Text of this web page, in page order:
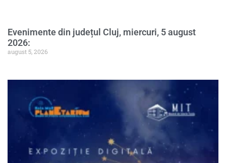
Evenimente din județul Cluj, miercuri, 5 august
2026:
august 5, 2026